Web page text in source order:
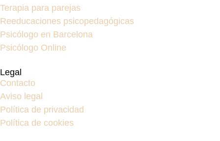
Terapia para parejas
Reeducaciones psicopedagógicas
Psicólogo en Barcelona
Psicólogo Online
Legal
Contacto
Aviso legal
Política de privacidad
Política de cookies